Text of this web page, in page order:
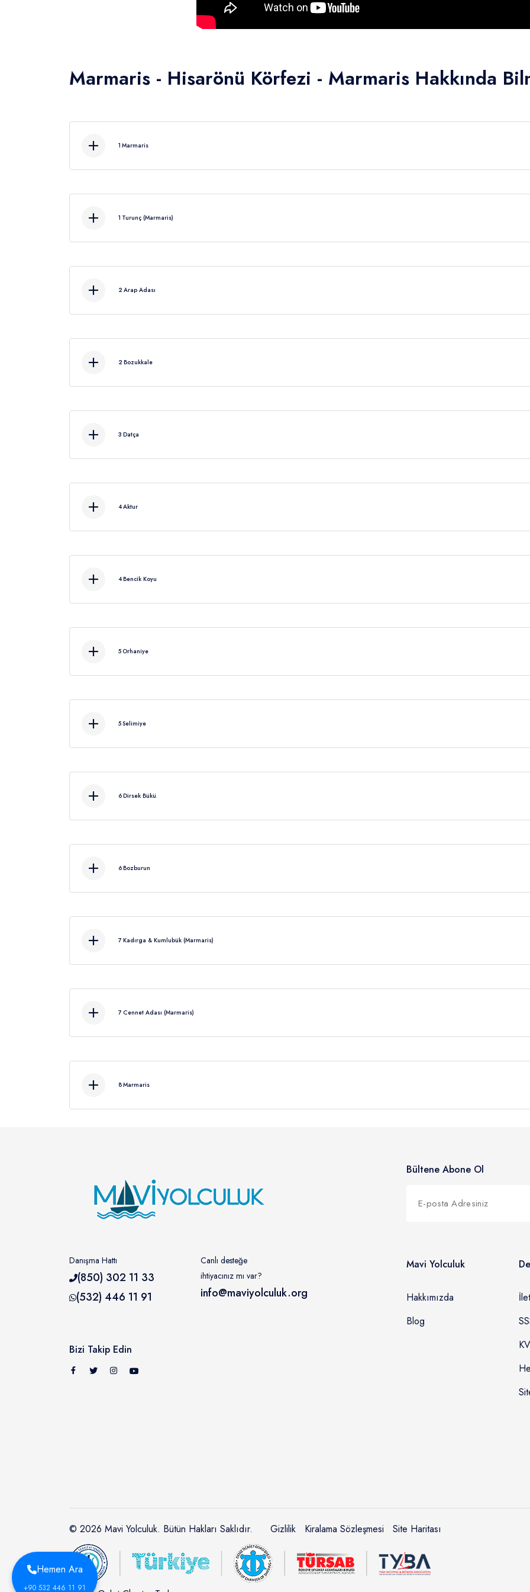
Hemen Ara
+90 532 446 11 91
Marmaris - Hisarönü Körfezi - Marmaris Hakkında
1 Marmaris
1 Turunç (Marmaris)
2 Arap Adası
2 Bozukkale
3 Datça
geceleme Datça Limanı'nda veya yakın bir koyda yapılır.
4Aktur
4Bencik Koyu
5Orhaniye
5Selimiye
6Dirsek Bükü
6Bozburun
7 Kadırga & Kumlubük (Marmaris)
7 Cennet Adası (Marmaris)
8Marmaris
Danışma Hattı
(850) 302 11 33
(532) 446 11 91
Canlı desteğe
ihtiyacınız mı var?
info@maviyolculuk.org
Bizi Takip Edin
Bültene Abone Ol
Mavi Yolculuk
Hakkımızda
Blog
© 2026 Mavi Yolculuk. Bütün Hakları Saklıdır. Gizlilik Kiralama Sözleşmesi Site Haritası